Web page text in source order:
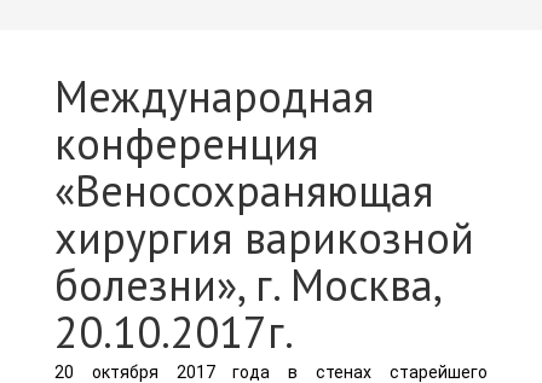
Международная
конференция
«Веносохраняющая
хирургия варикозной
болезни», г. Москва,
20.10.2017г.
20 октября 2017 года в стенах старейшего